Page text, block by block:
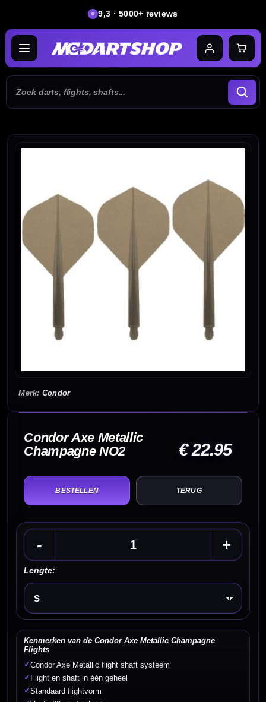
9,3 · 5000+ reviews
Condor
Condor Axe Metallic
Champagne NO2
€ 22.95
TERUG
- +
Lengte:
Kies een optie
Kenmerken van de Condor Axe Metallic Champagne
Flights
✓Condor Axe Metallic flight shaft systeem
✓ Flight en shaft in één geheel
✓Standaard flightvorm